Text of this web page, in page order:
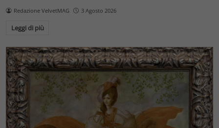
Redazione VelvetMAG 3 Agosto 2026
Leggi di più